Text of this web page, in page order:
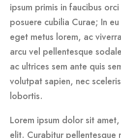
ipsum primis in faucibus
posuere cubilia Curae; In
eget metus lorem, ac
arcu vel pellentesque
ac ultrices sem ante quis
volutpat sapien, nec
lobortis.
Lorem ipsum dolor sit
elit. Curabitur pellentesque